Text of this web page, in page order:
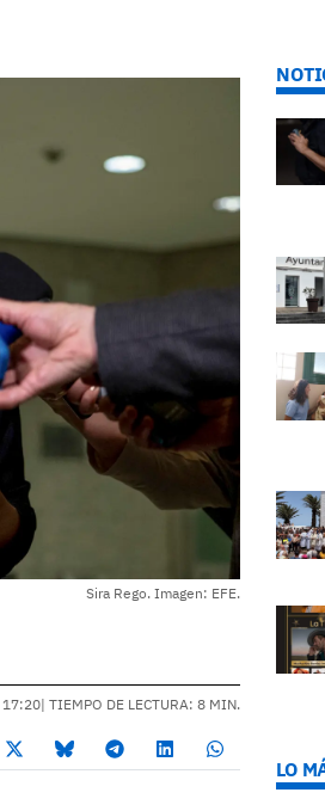
Sira Rego. Imagen: EFE.
17:20| TIEMPO DE LECTURA: 8 MIN.
LO